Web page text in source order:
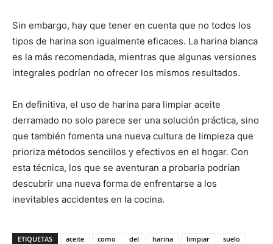
Sin embargo, hay que tener en cuenta que no todos los
tipos de harina son igualmente eficaces. La harina blanca
es la más recomendada, mientras que algunas versiones
integrales podrían no ofrecer los mismos resultados.
En definitiva, el uso de harina para limpiar aceite
derramado no solo parece ser una solución práctica, sino
que también fomenta una nueva cultura de limpieza que
prioriza métodos sencillos y efectivos en el hogar. Con
esta técnica, los que se aventuran a probarla podrían
descubrir una nueva forma de enfrentarse a los
inevitables accidentes en la cocina.
ETIQUETAS aceite como del harina limpiar
suelo